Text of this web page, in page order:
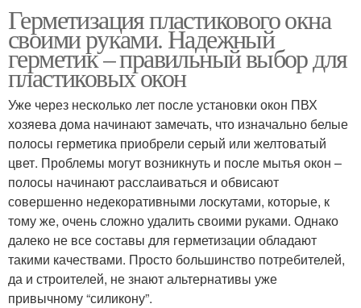
Герметизация пластикового окна
своими руками. Надежный
герметик – правильный выбор для
пластиковых окон
Уже через несколько лет после установки окон ПВХ
хозяева дома начинают замечать, что изначально белые
полосы герметика приобрели серый или желтоватый
цвет. Проблемы могут возникнуть и после мытья окон –
полосы начинают расслаиваться и обвисают
совершенно недекоративными лоскутами, которые, к
тому же, очень сложно удалить своими руками. Однако
далеко не все составы для герметизации обладают
такими качествами. Просто большинство потребителей,
да и строителей, не знают альтернативы уже
привычному “силикону”.